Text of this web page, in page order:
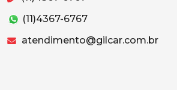
(11)4367-6767
atendimento@gilcar.com.br